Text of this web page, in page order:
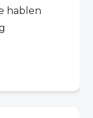
hablen